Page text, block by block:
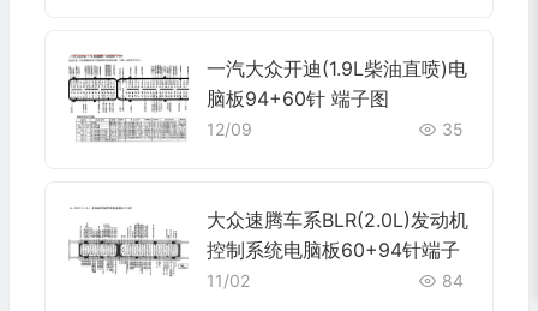
一汽大众开迪(1.9L柴油直喷)电
脑板94+60针 端子图
12/09 35
大众速腾车系BLR(2.0L)发动机
控制系统电脑板60+94针端子
11/02 84